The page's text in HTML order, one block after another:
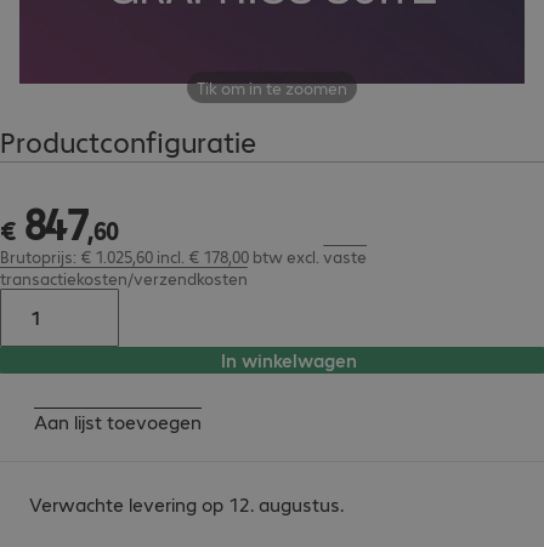
Tik om in te zoomen
Productconfiguratie
€ 847,60
€ 847,60
Brutoprijs: € 1.025,60 incl. € 178,00 btw excl. vaste
transactiekosten/verzendkosten
In winkelwagen
Aan lijst toevoegen
Verwachte levering op 12. augustus.